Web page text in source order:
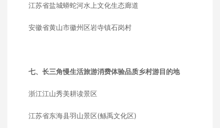
江苏省盐城蟒蛇河水上文化生态廊道
安徽省黄山市徽州区岩寺镇石岗村
七、长三角慢生活旅游消费体验品质乡村游目的地
浙江江山秀美耕读景区
江苏省东海县羽山景区(鲧禹文化区)